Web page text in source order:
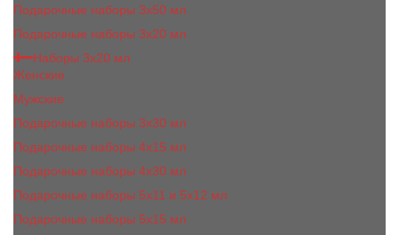
Подарочные наборы 3x50 мл
Подарочные наборы 3x20 мл
Наборы 3х20 мл
Женские
Мужские
Подарочные наборы 3х30 мл
Подарочные наборы 4x15 мл
Подарочные наборы 4x30 мл
Подарочные наборы 5x11 и 5х12 мл
Подарочные наборы 5x15 мл